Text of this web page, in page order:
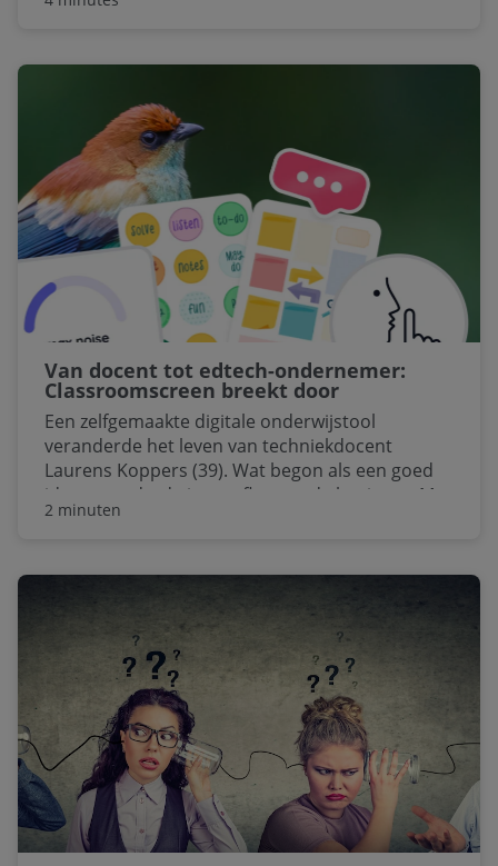
een bedrijfscontinuïteitsplan (BCP). Daarin
stappen voor een optimaal BCP.
Van docent tot edtech-ondernemer:
Classroomscreen breekt door
Een zelfgemaakte digitale onderwijstool
veranderde het leven van techniekdocent
Laurens Koppers (39). Wat begon als een goed
idee veranderde in een florerende business. Met
het digitale product Classroomscreen bedient
2 minuten